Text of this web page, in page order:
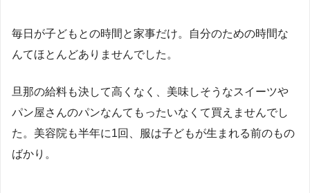
毎日が子どもとの時間と家事だけ。自分のための時間な
んてほとんどありませんでした。
旦那の給料も決して高くなく、美味しそうなスイーツや
パン屋さんのパンなんてもったいなくて買えませんでし
た。美容院も半年に1回、服は子どもが生まれる前のもの
ばかり。